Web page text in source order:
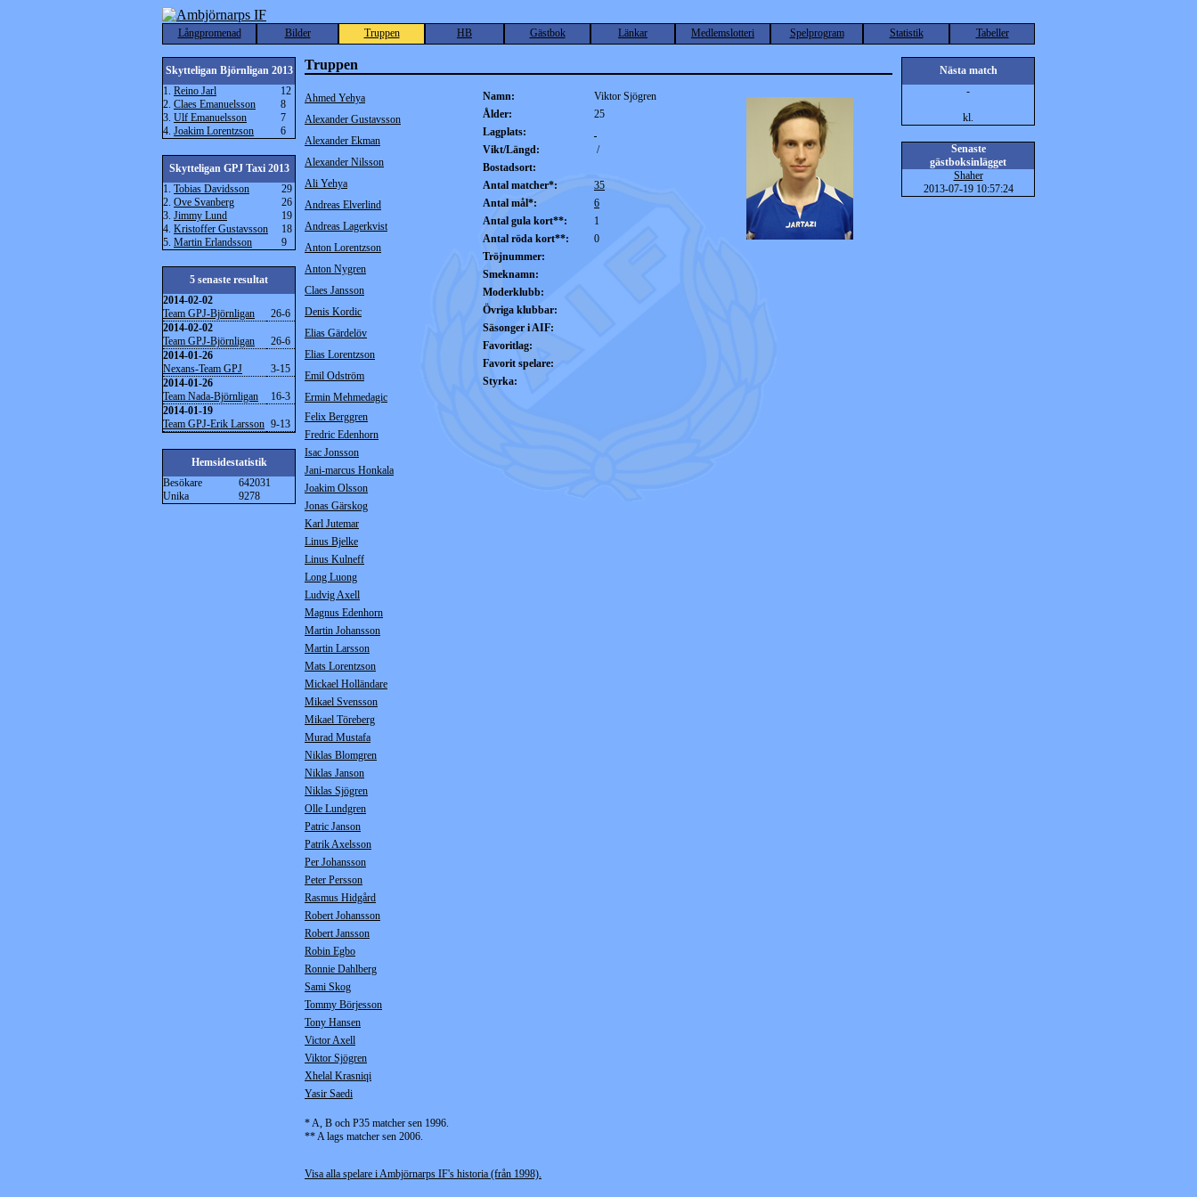
Långpromenad Bilder Truppen HB Gästbok Länkar Medlemslotteri Spelprogram Statistik Tabeller
Skytteligan Björnligan 2013
1. Reino Jarl
12
2. Claes Emanuelsson
8
3. Ulf Emanuelsson
7
4. Joakim Lorentzson 6
Skytteligan GPJ Taxi 2013
1. Tobias Davidsson
29
2. Ove Svanberg
26
3. Jimmy Lund
19
4. Kristoffer Gustavsson
18
5. Martin Erlandsson 9
5 senaste resultat
2014-02-02
Team GPJ-Björnligan
26-6
2014-02-02
Team GPJ-Björnligan
26-6
2014-01-26
Nexans-Team GPJ
3-15
2014-01-26
Team Nada-Björnligan
16-3
2014-01-19
Team GPJ-Erik Larsson 9-13
Hemsidestatistik
Besökare
642031
Unika
9278
Truppen
Ahmed Yehya Namn:
Viktor Sjögren
Ålder:
25
Lagplats:
Vikt/Längd:
/
Bostadsort:
Antal matcher*:
35
Antal mål*:
6
Antal gula kort**:
1
Antal röda kort**:
0
Tröjnummer:
Smeknamn:
Moderklubb:
Övriga klubbar:
Säsonger i AIF:
Favoritlag:
Favorit spelare:
Styrka:
Alexander Gustavsson
Alexander Ekman
Alexander Nilsson
Ali Yehya
Andreas Elverlind
Andreas Lagerkvist
Anton Lorentzson
Anton Nygren
Claes Jansson
Denis Kordic
Elias Gärdelöv
Elias Lorentzson
Emil Odström
Ermin Mehmedagic
Felix Berggren
Fredric Edenhorn
Isac Jonsson
Jani-marcus Honkala
Joakim Olsson
Jonas Gärskog
Karl Jutemar
Linus Bjelke
Linus Kulneff
Long Luong
Ludvig Axell
Magnus Edenhorn
Martin Johansson
Martin Larsson
Mats Lorentzson
Mickael Holländare
Mikael Svensson
Mikael Töreberg
Murad Mustafa
Niklas Blomgren
Niklas Janson
Niklas Sjögren
Olle Lundgren
Patric Janson
Patrik Axelsson
Per Johansson
Peter Persson
Rasmus Hidgård
Robert Johansson
Robert Jansson
Robin Egbo
Ronnie Dahlberg
Sami Skog
Tommy Börjesson
Tony Hansen
Victor Axell
Viktor Sjögren
Xhelal Krasniqi
Yasir Saedi
* A, B och P35 matcher sen 1996.
** A lags matcher sen 2006.
Visa alla spelare i Ambjörnarps IF's historia (från 1998).
Nästa match
-
kl.
Senaste
gästboksinlägget
Shaher
2013-07-19 10:57:24